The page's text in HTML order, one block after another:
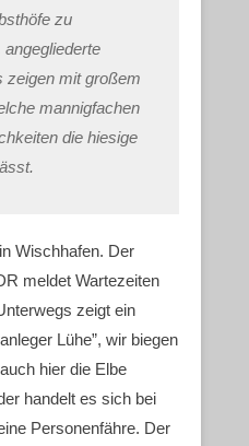
zu
zeigen mit großem
mannigfachen
die hiesige
Wischhafen. Der
meldet Wartezeiten
zeigt ein
Lühe”, wir biegen
hier die Elbe
handelt es sich bei
Personenfähre. Der